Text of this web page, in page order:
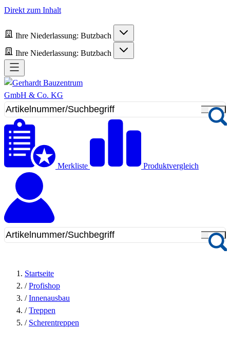
Direkt zum Inhalt
Ihre Niederlassung: Butzbach
Ihre Niederlassung: Butzbach
Merkliste Produktvergleich
Startseite
/ Profishop
/ Innenausbau
/ Treppen
/ Scherentreppen